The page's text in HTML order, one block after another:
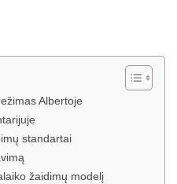
Albertoje
standartai
žaidimų modelį